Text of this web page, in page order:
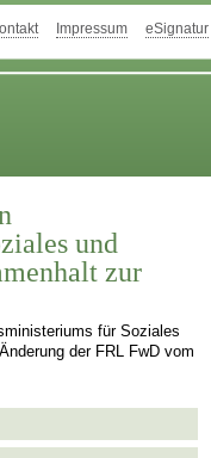
Impressum eSignatur
und
zur
für Soziales
der FRL FwD vom